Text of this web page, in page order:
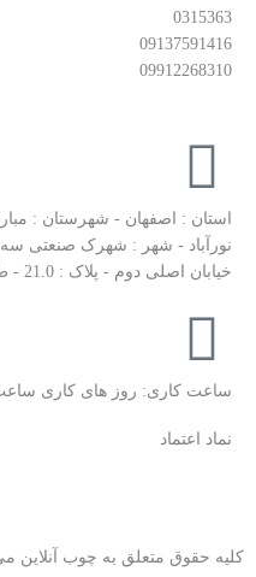
0315363
09137591416
09912268310
استان : اصفهان - شهرستان :
نورآباد - شهر : شهرک صنعتی سه
خیابان اصلی دوم - پلاک : 21.0 - طبقه : همکف
ساعت کاری: روز های کاری ساعت 8 تا
نماد اعتماد
کلیه حقوق متعلق به چوب آنلاین